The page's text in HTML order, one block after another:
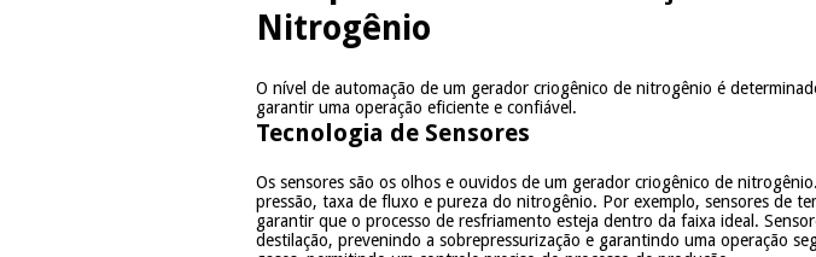
Nitrogênio
O nível de automação de um gerador criogênico de nitrogênio é
garantir uma operação eficiente e confiável.
Tecnologia de Sensores
Os sensores são os olhos e ouvidos de um gerador criogênico de
pressão, taxa de fluxo e pureza do nitrogênio. Por exemplo, sensores de
garantir que o processo de resfriamento esteja dentro da faixa ideal.
destilação, prevenindo a sobrepressurização e garantindo uma operação